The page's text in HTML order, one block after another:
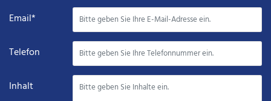
Email*
Telefon
Inhalt